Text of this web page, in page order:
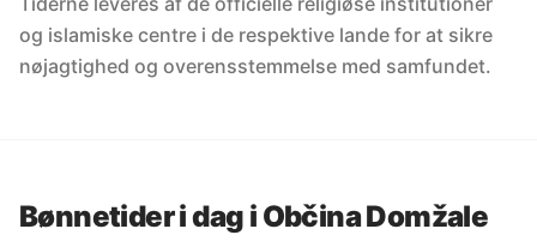
og islamiske centre i de respektive lande for at sikre
nøjagtighed og overensstemmelse med samfundet.
Bønnetider i dag i Občina Domžale